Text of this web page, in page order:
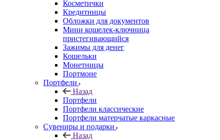
Косметички
Кредитницы
Обложки для документов
Мини кошелек-ключница
пристегивающийся
Зажимы для денег
Кошельки
Монетницы
Портмоне
Портфели
Назад
Портфели
Портфели классические
Портфели матерчатые каркасные
Сувениры и подарки
Назад